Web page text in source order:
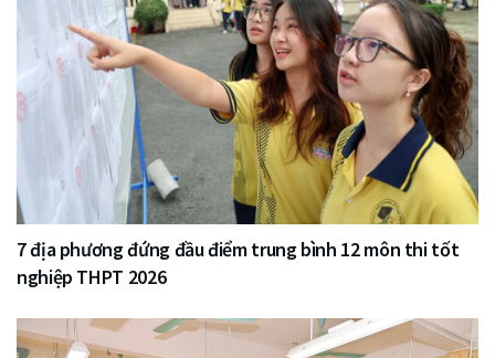
7 địa phương đứng đầu điểm trung bình 12 môn thi tốt
nghiệp THPT 2026